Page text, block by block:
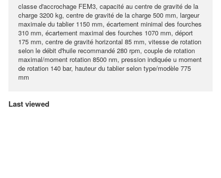
classe d'accrochage FEM3, capacité au centre de gravité de la
charge 3200 kg, centre de gravité de la charge 500 mm, largeur
maximale du tablier 1150 mm, écartement minimal des fourches
310 mm, écartement maximal des fourches 1070 mm, déport
175 mm, centre de gravité horizontal 85 mm, vitesse de rotation
selon le débit d'huile recommandé 280 rpm, couple de rotation
maximal/moment rotation 8500 nm, pression indiquée u moment
de rotation 140 bar, hauteur du tablier selon type/modèle 775
mm
Last viewed